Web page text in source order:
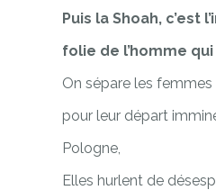
Puis la Shoah, c’est
folie de l’homme
On sépare les
pour leur départ
Pologne,
Elles hurlent de